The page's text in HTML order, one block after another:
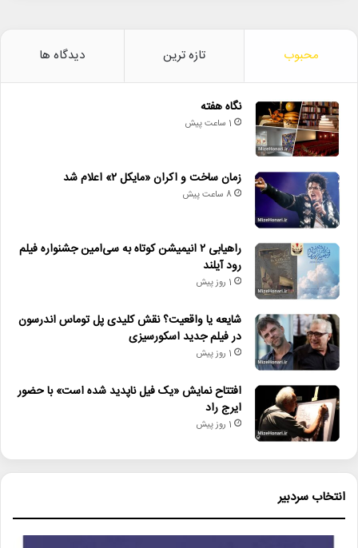
محبوب تازه ترین دیدگاه ها
نگاه هفته
1 ساعت پیش
زمان ساخت و اکران «مایکل ۲» اعلام شد
8 ساعت پیش
راهیابی ۲ انیمیشن کوتاه به سی‌امین جشنواره فیلم
رود آیلند
1 روز پیش
شایعه یا واقعیت؟ نقش کلیدی پل توماس اندرسون
در فیلم جدید اسکورسیزی
1 روز پیش
افتتاح نمایش «یک فیل ناپدید شده است» با حضور
ایرج راد
1 روز پیش
انتخاب سردبیر